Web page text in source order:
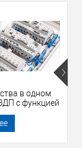
в одном
с функцией